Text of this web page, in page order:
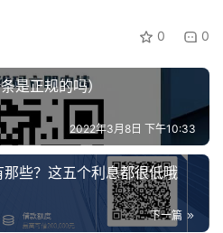
0 0
是正规的吗）
2022年3月8日 下午10:33
些？这五个利息都很低哦
下一篇